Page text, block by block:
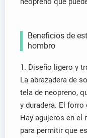
Beneficios de
hombro
1. Diseño ligero y
La abrazadera de
tela de neopreno,
y duradera. El
Hay agujeros en
para permitir que